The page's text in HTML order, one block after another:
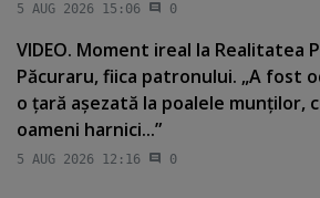
5 AUG 2026 15:06 0
VIDEO. Moment ireal la Realitatea
Păcuraru, fiica patronului. „A fost
o ţară aşezată la poalele munţilor,
oameni harnici...”
5 AUG 2026 12:16 0